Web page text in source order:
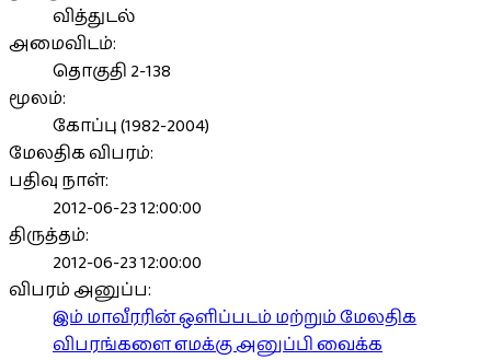
வித்துடல்
அமைவிடம்:
தொகுதி 2-138
மூலம்:
கோப்பு (1982-2004)
மேலதிக விபரம்:
பதிவு நாள்:
2012-06-23 12:00:00
திருத்தம்:
2012-06-23 12:00:00
விபரம் அனுப்ப:
இம் மாவீரரின் ஒளிப்படம் மற்றும் மேலதிக
விபரங்களை எமக்கு அனுப்பி வைக்க